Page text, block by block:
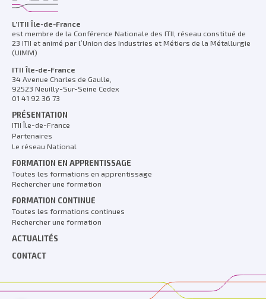
L’ITII Île-de-France
est membre de la Conférence Nationale des ITII, réseau constitué de
23 ITII et animé par l’Union des Industries et Métiers de la Métallurgie
(UIMM)
ITII Île-de-France
34 Avenue Charles de Gaulle,
92523 Neuilly-Sur-Seine Cedex
01 41 92 36 73
PRÉSENTATION
ITII Île-de-France
Partenaires
Le réseau National
FORMATION EN APPRENTISSAGE
Toutes les formations en apprentissage
Rechercher une formation
FORMATION CONTINUE
Toutes les formations continues
Rechercher une formation
ACTUALITÉS
CONTACT